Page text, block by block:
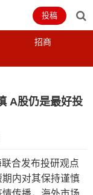
招商
投稿
A股仍是最好投
合发布投研观点
内对其保持谨慎